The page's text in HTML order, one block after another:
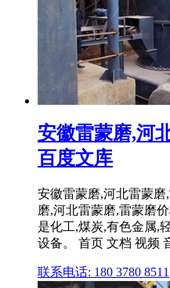
安徽雷蒙磨,河
百度文库
安徽雷蒙磨,河北雷蒙
磨,河北雷蒙磨,雷蒙磨
是化工,煤炭,有色金属,
设备。 首页 文档 视频
联系电话: 180 3780 8511